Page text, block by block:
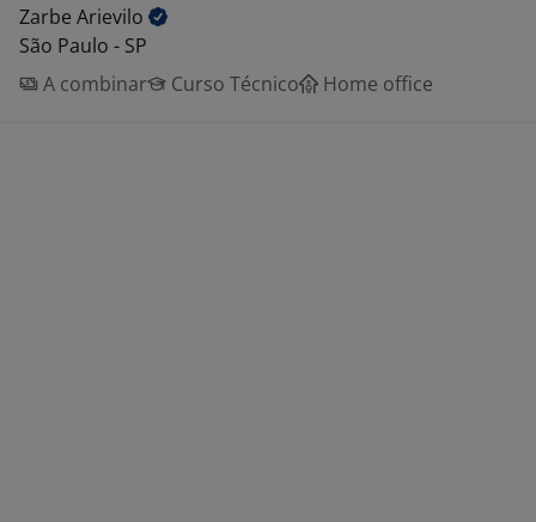
Zarbe Arievilo
São Paulo - SP
A combinar
Curso Técnico Home office